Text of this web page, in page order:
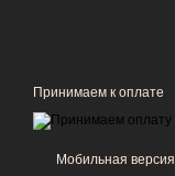
Принимаем к оплате
Мобильная версия